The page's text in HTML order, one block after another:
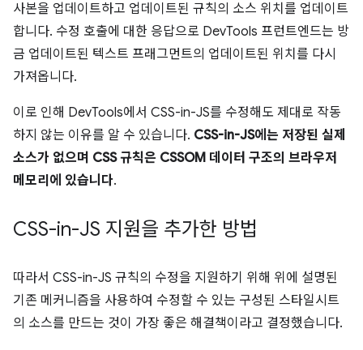
사본을 업데이트하고 업데이트된 규칙의 소스 위치를 업데이트
합니다. 수정 호출에 대한 응답으로 DevTools 프런트엔드는 방
금 업데이트된 텍스트 프래그먼트의 업데이트된 위치를 다시
가져옵니다.
이로 인해 DevTools에서 CSS-in-JS를 수정해도 제대로 작동
하지 않는 이유를 알 수 있습니다. CSS-in-JS에는 저장된 실제
소스가 없으며 CSS 규칙은 CSSOM 데이터 구조의 브라우저
메모리에 있습니다.
CSS-in-JS 지원을 추가한 방법
따라서 CSS-in-JS 규칙의 수정을 지원하기 위해 위에 설명된
기존 메커니즘을 사용하여 수정할 수 있는 구성된 스타일시트
의 소스를 만드는 것이 가장 좋은 해결책이라고 결정했습니다.